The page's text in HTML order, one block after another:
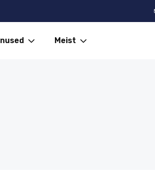
Meist